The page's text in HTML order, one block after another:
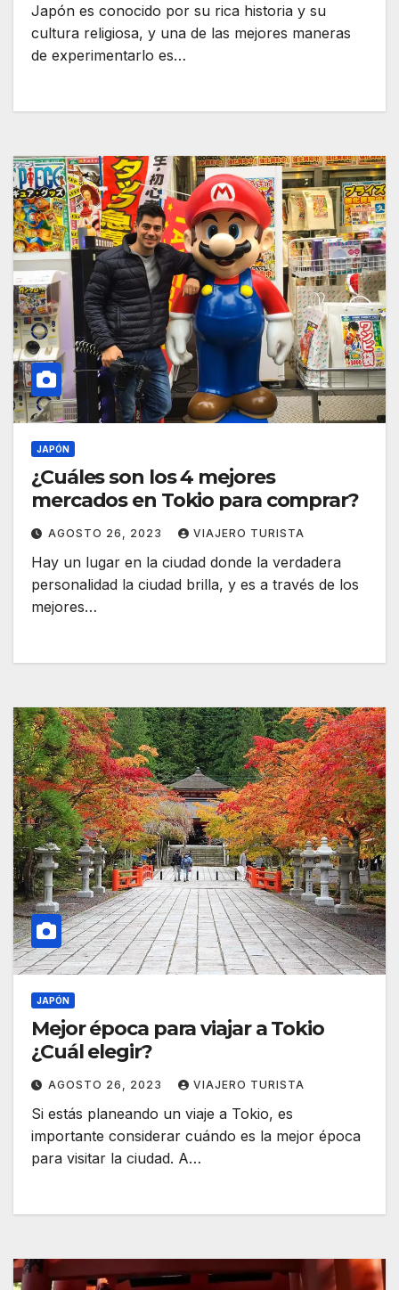
Japón es conocido por su rica historia y su
cultura religiosa, y una de las mejores maneras
de experimentarlo es…
JAPÓN
¿Cuáles son los 4 mejores
mercados en Tokio para comprar?
AGOSTO 26, 2023 VIAJERO TURISTA
Hay un lugar en la ciudad donde la verdadera
personalidad la ciudad brilla, y es a través de los
mejores…
JAPÓN
Mejor época para viajar a Tokio
¿Cuál elegir?
AGOSTO 26, 2023 VIAJERO TURISTA
Si estás planeando un viaje a Tokio, es
importante considerar cuándo es la mejor época
para visitar la ciudad. A…